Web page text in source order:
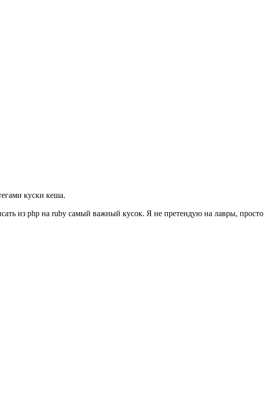
куски кеша.
из php на ruby самый важный кусок. Я не претендую на лавры, просто